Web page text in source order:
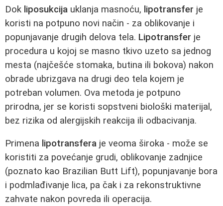
Dok liposukcija uklanja masnoću, lipotransfer je
koristi na potpuno novi način - za oblikovanje i
popunjavanje drugih delova tela. Lipotransfer je
procedura u kojoj se masno tkivo uzeto sa jednog
mesta (najčešće stomaka, butina ili bokova) nakon
obrade ubrizgava na drugi deo tela kojem je
potreban volumen. Ova metoda je potpuno
prirodna, jer se koristi sopstveni biološki materijal,
bez rizika od alergijskih reakcija ili odbacivanja.
Primena lipotransfera je veoma široka - može se
koristiti za povećanje grudi, oblikovanje zadnjice
(poznato kao Brazilian Butt Lift), popunjavanje bora
i podmlađivanje lica, pa čak i za rekonstruktivne
zahvate nakon povreda ili operacija.